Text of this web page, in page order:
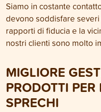
Siamo in costante
devono soddisfare
rapporti di fiducia e la
nostri clienti sono molto
MIGLIORE
PRODOTTI
SPRECHI